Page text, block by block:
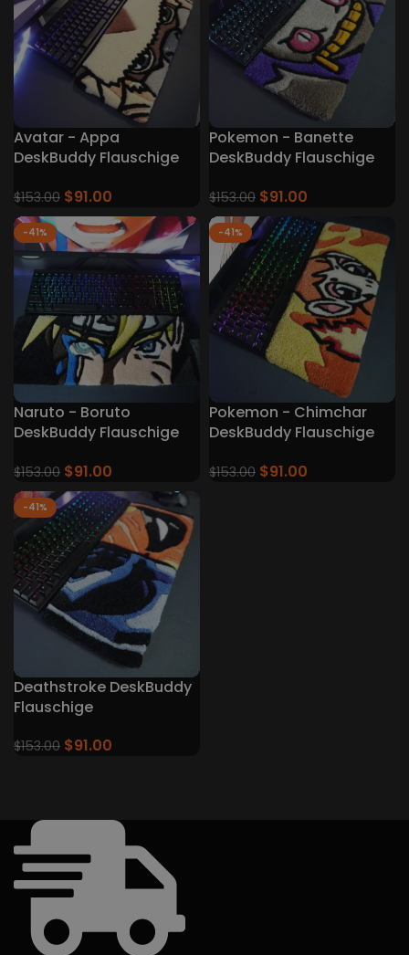
Avatar - Appa
DeskBuddy Flauschige
$153.00 $91.00
Pokemon - Banette
DeskBuddy Flauschige
$153.00 $91.00
-41%
Naruto - Boruto
DeskBuddy Flauschige
$153.00 $91.00
-41%
Pokemon - Chimchar
DeskBuddy Flauschige
$153.00 $91.00
-41%
Deathstroke DeskBuddy
Flauschige
$153.00 $91.00